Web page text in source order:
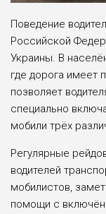
Поведение
Российской
Украины. В
где дорога имеет
позволяет
специально
мобили трёх
Регулярные
водителей
мобилистов,
помощи с